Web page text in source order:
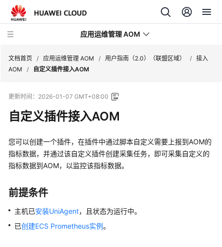
应用运维管理 AOM
新
动
态
产
品
介
费
说
文档首页 / 应用运维管理 AOM / 用户指南（2.0）（联盟区域） / 接入
AOM
/ 自定义插件接入AOM
更新时间： 2026-01-07 GMT+08:00
自定义插件接入AOM
您可以创建一个插件，在插件中通过脚本自定义需要上报到AOM的
指标数据，并通过该自定义插件创建采集任务，即可采集自定义的
指标数据到AOM，以监控该指标数据。
前提条件
主机已安装UniAgent，且状态为运行中。
已创建ECS Prometheus实例。